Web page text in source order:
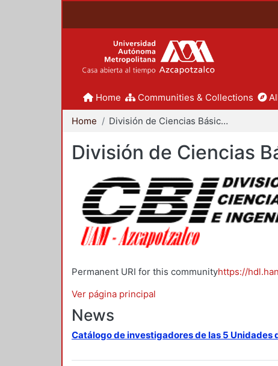
Home Communities & Collections
Home División de Ciencias Básicas e Ingeniería
División de Ciencias
Permanent URI for this communityhttps://
Ver página principal
News
Catálogo de investigadores de las 5